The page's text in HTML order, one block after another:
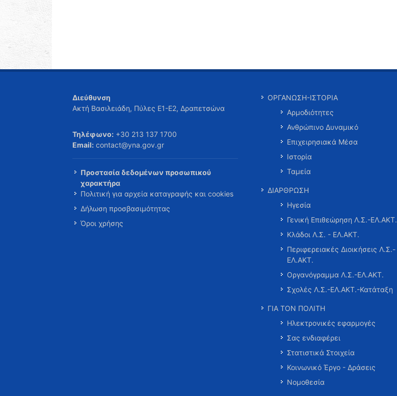
Διεύθυνση
Ακτή Βασιλειάδη, Πύλες Ε1-Ε2, Δραπετσώνα
Τηλέφωνο: +30 213 137 1700
Email: contact@yna.gov.gr
Προστασία δεδομένων προσωπικού
χαρακτήρα
Πολιτική για αρχεία καταγραφής και cookies
Δήλωση προσβασιμότητας
Όροι χρήσης
ΟΡΓΑΝΩΣΗ-ΙΣΤΟΡΙΑ
Αρμοδιότητες
Ανθρώπινο Δυναμικό
Επιχειρησιακά Μέσα
Ιστορία
Ταμεία
ΔΙΑΡΘΡΩΣΗ
Ηγεσία
Γενική Επιθεώρηση Λ.Σ.-ΕΛ.ΑΚΤ.
Κλάδοι Λ.Σ. - ΕΛ.ΑΚΤ.
Περιφερειακές Διοικήσεις Λ.Σ.-
ΕΛ.ΑΚΤ.
Οργανόγραμμα Λ.Σ.-ΕΛ.ΑΚΤ.
Σχολές Λ.Σ.-ΕΛ.ΑΚΤ.-Κατάταξη
ΓΙΑ ΤΟΝ ΠΟΛΙΤΗ
Ηλεκτρονικές εφαρμογές
Σας ενδιαφέρει
Στατιστικά Στοιχεία
Κοινωνικό Έργο - Δράσεις
Νομοθεσία